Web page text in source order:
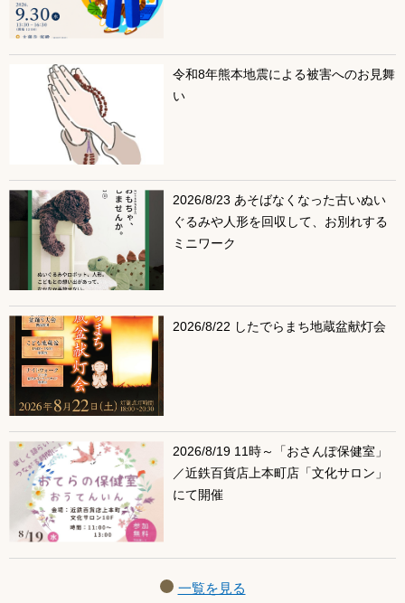
令和8年熊本地震による被害へのお見舞
い
2026/8/23 あそばなくなった古いぬい
ぐるみや人形を回収して、お別れする
ミニワーク
2026/8/22 したでらまち地蔵盆献灯会
2026/8/19 11時～「おさんぽ保健室」
／近鉄百貨店上本町店「文化サロン」
にて開催
一覧を見る